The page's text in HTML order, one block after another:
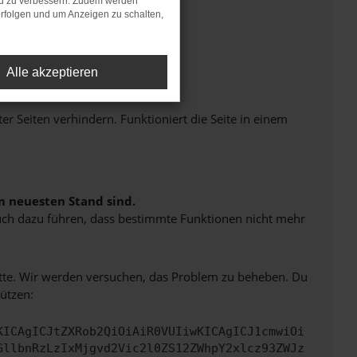
Seiten verhindern. Funktioniert die Seite in einem
neuesten Stand sind.
dazu führen, dass bestimmte Funktionen nicht mehr
Wir werden versuchen, das Problem zu beheben. Du
und um Anzeigen zu schalten,
Alle akzeptieren